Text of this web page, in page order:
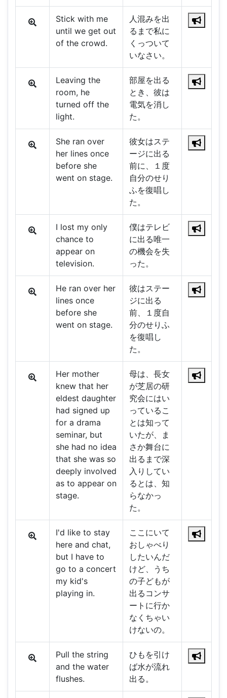
Stick with me
until we get out
of the crowd.
人混みを出
るまで私に
くっついて
いなさい。
Leaving the
room, he
turned off the
light.
部屋を出る
とき、彼は
電気を消し
た。
She ran over
her lines once
before she
went on stage.
彼女はステ
ージに出る
前に、１度
自分のせり
ふを復唱し
た。
I lost my only
chance to
appear on
television.
僕はテレビ
に出る唯一
の機会を失
った。
He ran over her
lines once
before she
went on stage.
彼はステー
ジに出る
前、１度自
分のせりふ
を復唱し
た。
Her mother
knew that her
eldest daughter
had signed up
for a drama
seminar, but
she had no idea
that she was so
deeply involved
as to appear on
stage.
母は、長女
が芝居の研
究会にはい
っているこ
とは知って
いたが、ま
さか舞台に
出るまで深
入りしてい
るとは、知
らなかっ
た。
I'd like to stay
here and chat,
but I have to
go to a concert
my kid's
playing in.
ここにいて
おしゃべり
したいんだ
けど、うち
の子どもが
出るコンサ
ートに行か
なくちゃい
けないの。
Pull the string
and the water
flushes.
ひもを引け
ば水が流れ
出る。